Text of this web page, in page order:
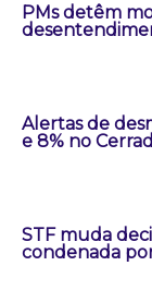
PMs detêm
Alertas de
e 8% no
STF muda
condenada